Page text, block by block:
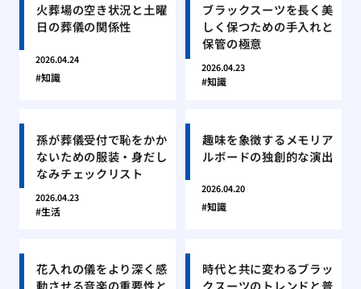
火葬場の空き状況と土曜
日の葬儀の関係性
2026.04.24
知識
ブラックスーツを長く美
しく保つための手入れと
保管の極意
2026.04.23
知識
孫が葬儀受付で恥をかか
ないための服装・身だし
なみチェックリスト
2026.04.23
生活
趣味を象徴するメモリア
ルボードの独創的な演出
2026.04.20
知識
花入れの儀をより深く感
時代と共に変わるブラッ